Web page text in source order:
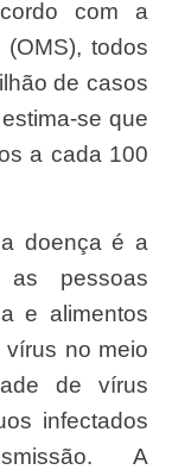
com a
todos
de casos
se que
a cada 100
as pessoas
e alimentos
vírus no meio
de vírus
infectados
A